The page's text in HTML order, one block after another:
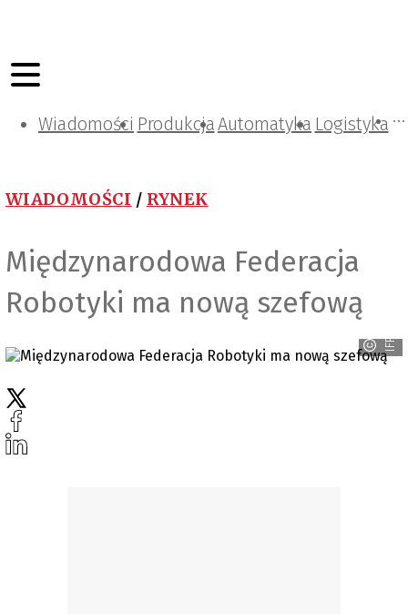
Wiadomości ProdukcjaAutomatyka Logistyka
Projektowanie i konstrukcje
Zarządzanie i IT
Tematy specjalne
WIADOMOŚCI / RYNEK
Międzynarodowa Federacja
Robotyki ma nową szefową
IFR